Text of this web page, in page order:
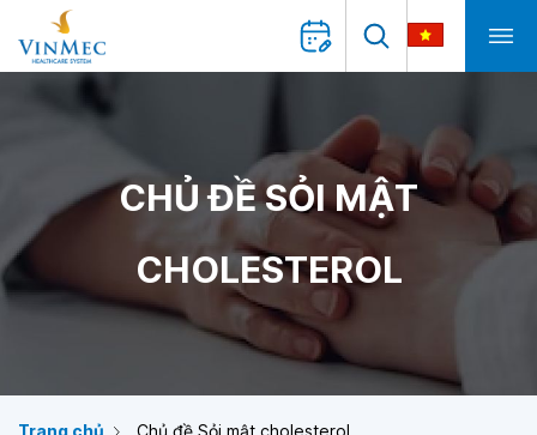
CHỦ ĐỀ SỎI MẬT
CHOLESTEROL
Trang chủ Chủ đề Sỏi mật cholesterol